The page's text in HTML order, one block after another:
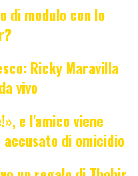
di modulo con lo
Ricky Maravilla
vivo
e l'amico viene
di omicidio